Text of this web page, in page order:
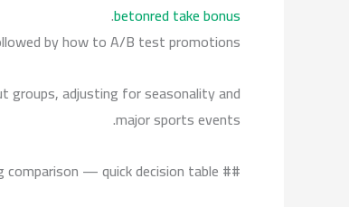
betonred take bonus
.
by how to A/B test promotions.
groups, adjusting for seasonality and
major sports events.
## Tooling comparison — quick decision table